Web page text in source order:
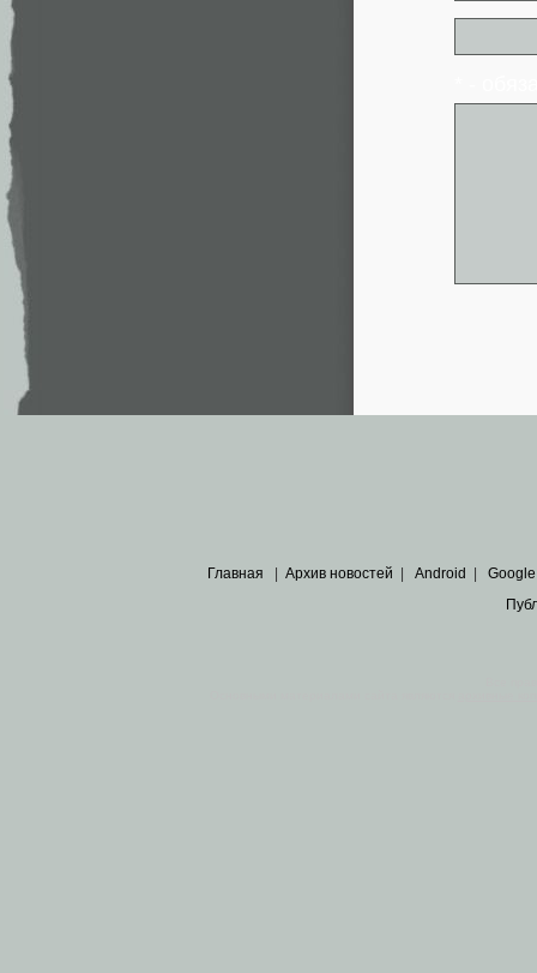
Главная Архив новостей Android Google